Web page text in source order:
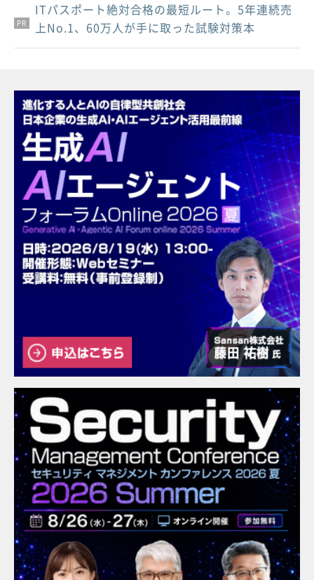
PR
PR
PR
ITパスポート絶対合格の最短ルート。5年連続売
上No.1、60万人が手に取った試験対策本